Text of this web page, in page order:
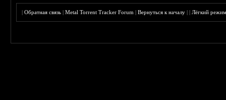
|Обратная связь |Metal Torrent Tracker Forum |Вернуться к началу ||Лёгкий